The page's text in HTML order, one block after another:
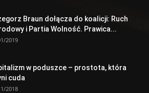
Braun dołącza do koalicji: Ruch
i Partia Wolność. Prawica...
2019
w poduszce – prostota, która
cuda
2018